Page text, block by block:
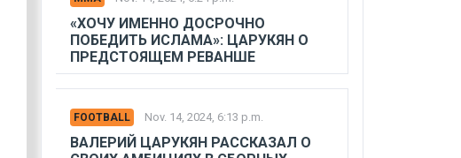
«ХОЧУ ИМЕННО ДОСРОЧНО
ПОБЕДИТЬ ИСЛАМА»: ЦАРУКЯН О
ПРЕДСТОЯЩЕМ РЕВАНШЕ
FOOTBALL Nov. 14, 2024, 6:13 p.m.
ВАЛЕРИЙ ЦАРУКЯН РАССКАЗАЛ О